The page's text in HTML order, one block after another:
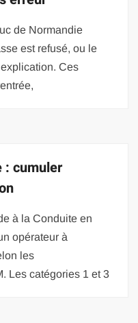
de Normandie
est refusé, ou le
Ces
: cumuler
à la Conduite en
opérateur à
les
Les catégories 1 et 3